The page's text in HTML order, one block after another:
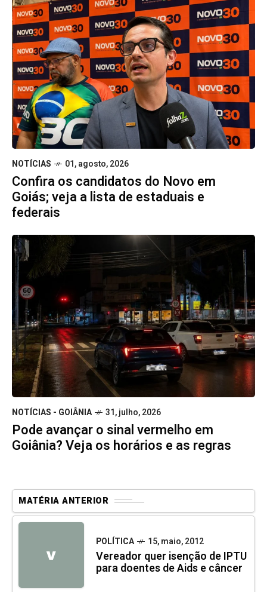
NOTÍCIAS 01, agosto, 2026
Confira os candidatos do Novo em
Goiás; veja a lista de estaduais e
federais
NOTÍCIAS - GOIÂNIA 31, julho, 2026
Pode avançar o sinal vermelho em
Goiânia? Veja os horários e as regras
MATÉRIA ANTERIOR
V
POLÍTICA 15, maio, 2012
Vereador quer isenção de IPTU
para doentes de Aids e câncer